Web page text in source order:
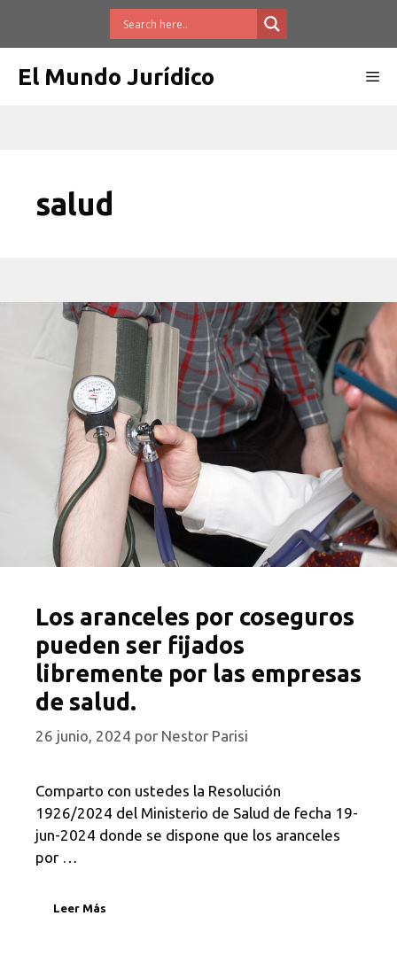
El Mundo Jurídico
salud
Los aranceles por coseguros
pueden ser fijados
libremente por las empresas
de salud.
26 junio, 2024 por Nestor Parisi
Comparto con ustedes la Resolución
1926/2024 del Ministerio de Salud de fecha 19-
jun-2024 donde se dispone que los aranceles
por …
Leer Más